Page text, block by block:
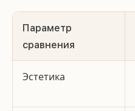
Параметр
сравнения
Эстетика